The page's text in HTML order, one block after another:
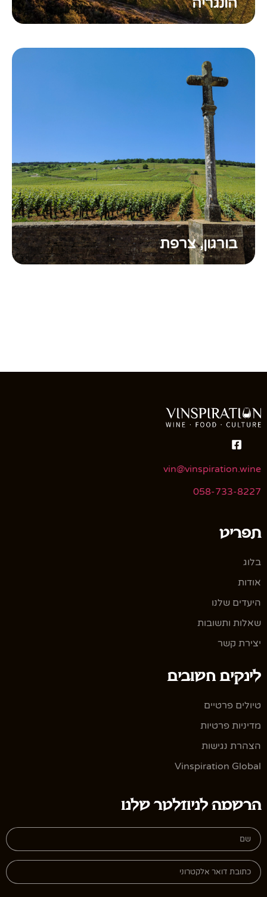
בורגון, צרפת
vin@vinspiration.wine
058-733-8227
תפריט
בלוג
אודות
היעדים שלנו
שאלות ותשובות
יצירת קשר
לינקים חשובים
טיולים פרטיים
מדיניות פרטיות
הצהרת נגישות
Vinspiration Global
הרשמה לניוזלטר שלנו